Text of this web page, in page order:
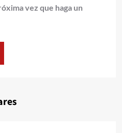
vez que haga un